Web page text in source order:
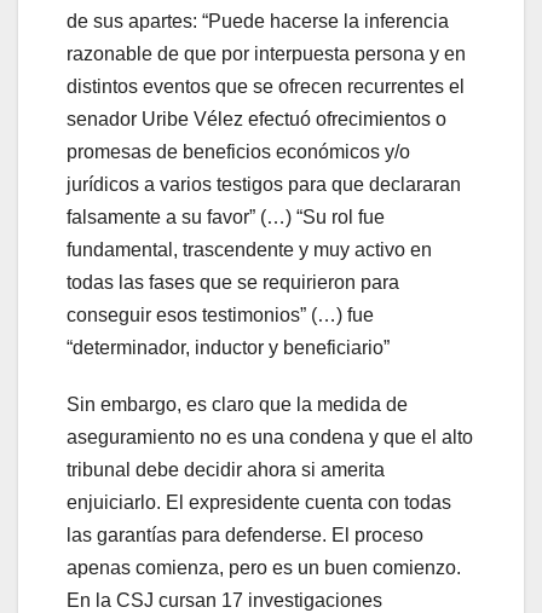
de sus apartes: “Puede hacerse la inferencia
razonable de que por interpuesta persona y en
distintos eventos que se ofrecen recurrentes el
senador Uribe Vélez efectuó ofrecimientos o
promesas de beneficios económicos y/o
jurídicos a varios testigos para que declararan
falsamente a su favor” (…) “Su rol fue
fundamental, trascendente y muy activo en
todas las fases que se requirieron para
conseguir esos testimonios” (…) fue
“determinador, inductor y beneficiario”
Sin embargo, es claro que la medida de
aseguramiento no es una condena y que el alto
tribunal debe decidir ahora si amerita
enjuiciarlo. El expresidente cuenta con todas
las garantías para defenderse. El proceso
apenas comienza, pero es un buen comienzo.
En la CSJ cursan 17 investigaciones